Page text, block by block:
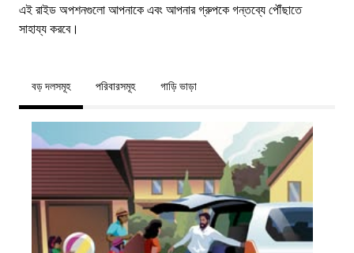
এই রাইড অপশনগুলো আপনাকে এবং আপনার গ্রুপকে গন্তব্যে পৌঁছাতে
সাহায্য করবে।
বড় দলসমূহ পরিবারসমূহ গাড়ি ভাড়া